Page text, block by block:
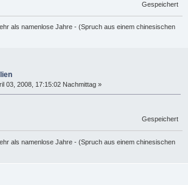
Gespeichert
als namenlose Jahre - (Spruch aus einem chinesischen
03, 2008, 17:15:02 Nachmittag »
Gespeichert
als namenlose Jahre - (Spruch aus einem chinesischen